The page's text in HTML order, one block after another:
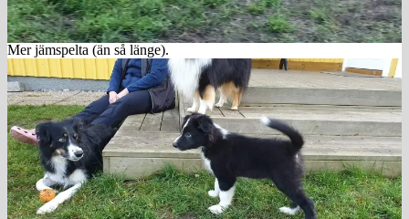
Mer jämspelta (än så länge).